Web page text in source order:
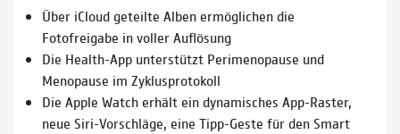
Über iCloud geteilte Alben ermöglichen die
Fotofreigabe in voller Auflösung
Die Health-App unterstützt Perimenopause und
Menopause im Zyklusprotokoll
Die Apple Watch erhält ein dynamisches App-Raster,
neue Siri-Vorschläge, eine Tipp-Geste für den Smart